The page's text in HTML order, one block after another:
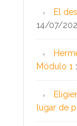
El
14/07/
Módulo 1
lugar de